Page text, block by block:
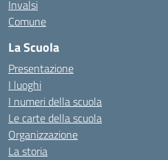
Invalsi
Comune
La Scuola
Presentazione
I luoghi
I numeri della scuola
Le carte della scuola
Organizzazione
La storia